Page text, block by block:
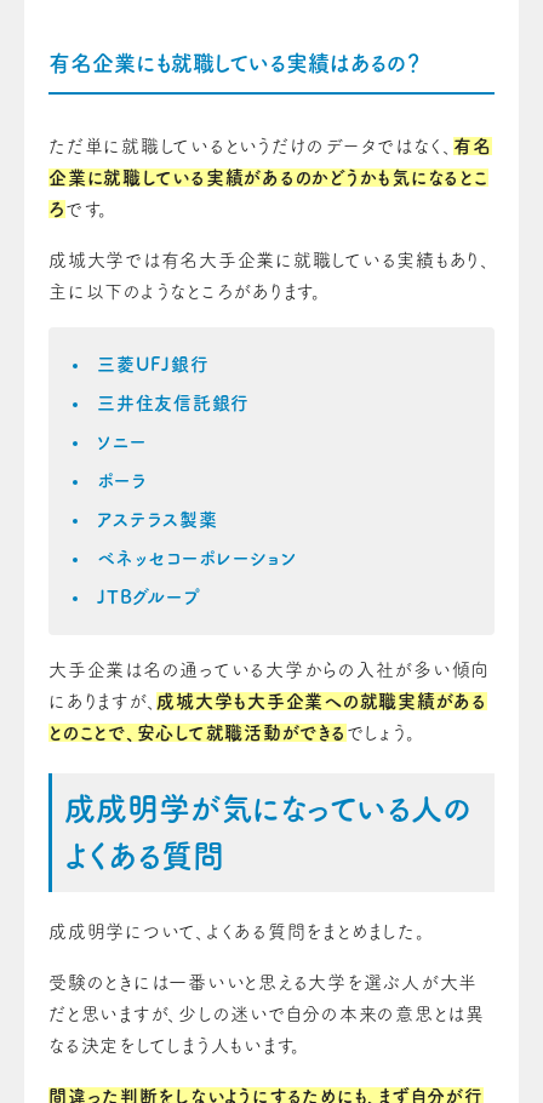
有名企業にも就職している実績はあるの？
ただ単に就職しているというだけのデータではなく、 有名
企業に就職している実績があるのかどうかも気になるとこ
ろ です。
成城大学では有名大手企業に就職している実績もあり、
主に以下のようなところがあります。
三菱UFJ銀行
三井住友信託銀行
ソニー
ポーラ
アステラス製薬
ベネッセコーポレーション
JTBグループ
大手企業は名の通っている大学からの入社が多い傾向
にありますが、 成城大学も大手企業への就職実績がある
とのことで、安心して就職活動ができる でしょう。
成成明学が気になっている人の
よくある質問
成成明学について、よくある質問をまとめました。
受験のときには一番いいと思える大学を選ぶ人が大半
だと思いますが、少しの迷いで自分の本来の意思とは異
なる決定をしてしまう人もいます。
間違った判断をしないようにするためにも、まず自分が行